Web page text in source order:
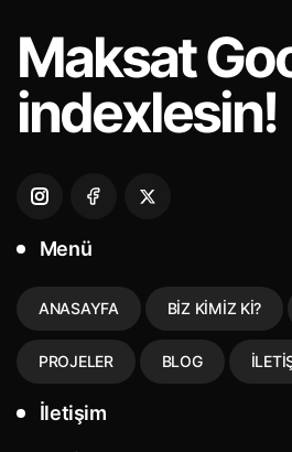
Maksat
indexlesin!
Menü
ANASAYFA BIZ KIMIZ KI?
PROJELER BLOG
İletişim